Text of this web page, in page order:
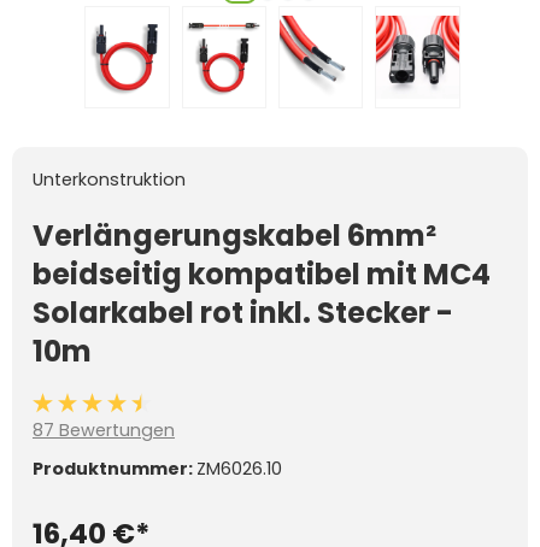
Unterkonstruktion
Verlängerungskabel 6mm²
beidseitig kompatibel mit MC4
Solarkabel rot inkl. Stecker -
10m
Durchschnittliche Bewertung von 4.4 von 5 Sternen
87 Bewertungen
Produktnummer: ZM6026.10
16,40 €*